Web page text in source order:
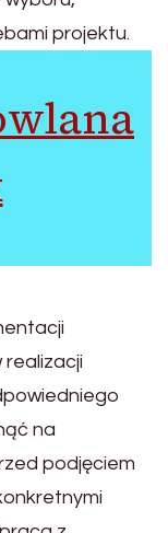
projektu.
realizacji
na
podjęciem